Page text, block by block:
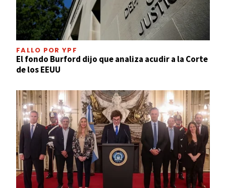
FALLO POR YPF
El fondo Burford dijo que analiza acudir a la Corte
de los EEUU